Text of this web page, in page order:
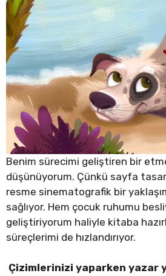
Benim sürecimi geliştiren bir
düşünüyorum. Çünkü sayfa
resme sinematografik bir
sağlıyor. Hem çocuk ruhumu
geliştiriyorum haliyle kitaba
süreçlerimi de hızlandırıyor.
Çizimlerinizi yaparken yazar